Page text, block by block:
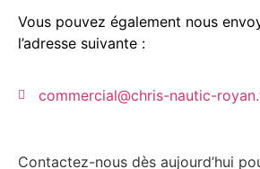
Vous pouvez également nous
l’adresse suivante :
commercial@chris-nautic-
Contactez-nous dès aujourd’hui